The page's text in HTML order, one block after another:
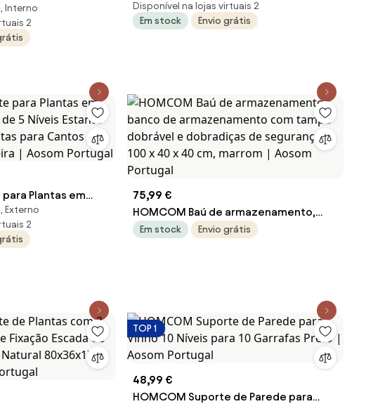
de Faia de
com Altura
230 cm Madeira |
Interno
2
para Interior Exterior 98x28x95 cm
Madeira | Aosom Portugal
Disponível na lojas virtuais 2
Em stock
Envio grátis
Plantas em
5 Níveis Estante
para Cantos
| Aosom Portugal
Externo
2
75,99 €
HOMCOM Baú de armazenamento,
banco de armazenamento com tampa
Em stock Envio grátis
TOP 1
48,99 €
HOMCOM Suporte de Parede para